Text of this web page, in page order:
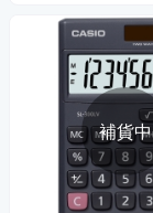
補貨中